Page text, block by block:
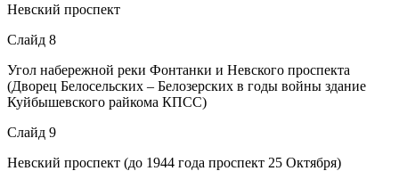
Невский проспект
Слайд 8
Угол набережной реки Фонтанки и Невского проспекта
(Дворец Белосельских – Белозерских в годы войны здание
Куйбышевского райкома КПСС)
Слайд 9
Невский проспект (до 1944 года проспект 25 Октября)